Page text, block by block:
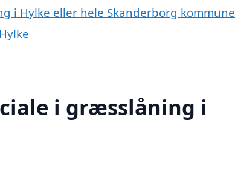
i Hylke eller hele Skanderborg kommune
i græsslåning i